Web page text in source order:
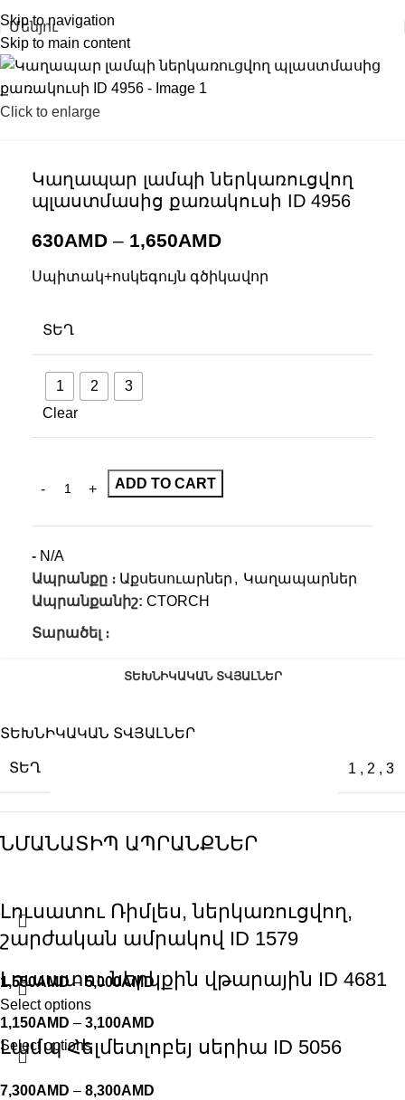
Skip to navigation
Skip to main content
Մենյու
Click to enlarge
Կաղապար լամպի ներկառուցվող
պլաստմասից քառակուսի ID 4956
630AMD – 1,650AMD
Սպիտակ+ոսկեգույն գծիկավոր
ՏԵՂ
1 2
3
Clear
ADD TO CART
- N/A
Ապրանքը ։ Աքսեսուարներ , Կաղապարներ
Ապրանքանիշ: CTORCH
Տարածել ։
ՏԵԽՆԻԿԱԿԱՆ ՏՎՅԱԼՆԵՐ
ՏԵԽՆԻԿԱԿԱՆ ՏՎՅԱԼՆԵՐ
ՏԵՂ 1 , 2 , 3
ՆՄԱՆԱՏԻՊ ԱՊՐԱՆՔՆԵՐ
Լուսատու Ռիմլես, ներկառուցվող,
շարժական ամրակով ID 1579
1,550AMD – 5,000AMD
Select options
Լուսատու ներկքին վթարային ID 4681
1,150AMD – 3,100AMD
Select options
Լամպ Հելմետլոբեյ սերիա ID 5056
7,300AMD – 8,300AMD